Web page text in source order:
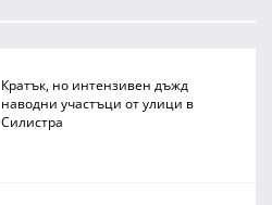
Кратък, но интензивен дъжд
наводни участъци от улици в
Силистра